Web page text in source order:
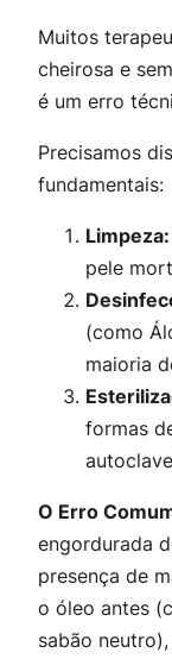
Muitos
cheirosa e
é um erro
Precisamos
fundamentais:
Limpeza:
pele
(como
maioria
formas
O Erro
engordurada
presença de
o óleo antes
sabão